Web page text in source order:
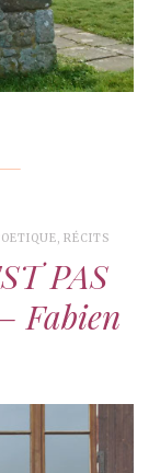
,RÉCITS
PAS
Fabien